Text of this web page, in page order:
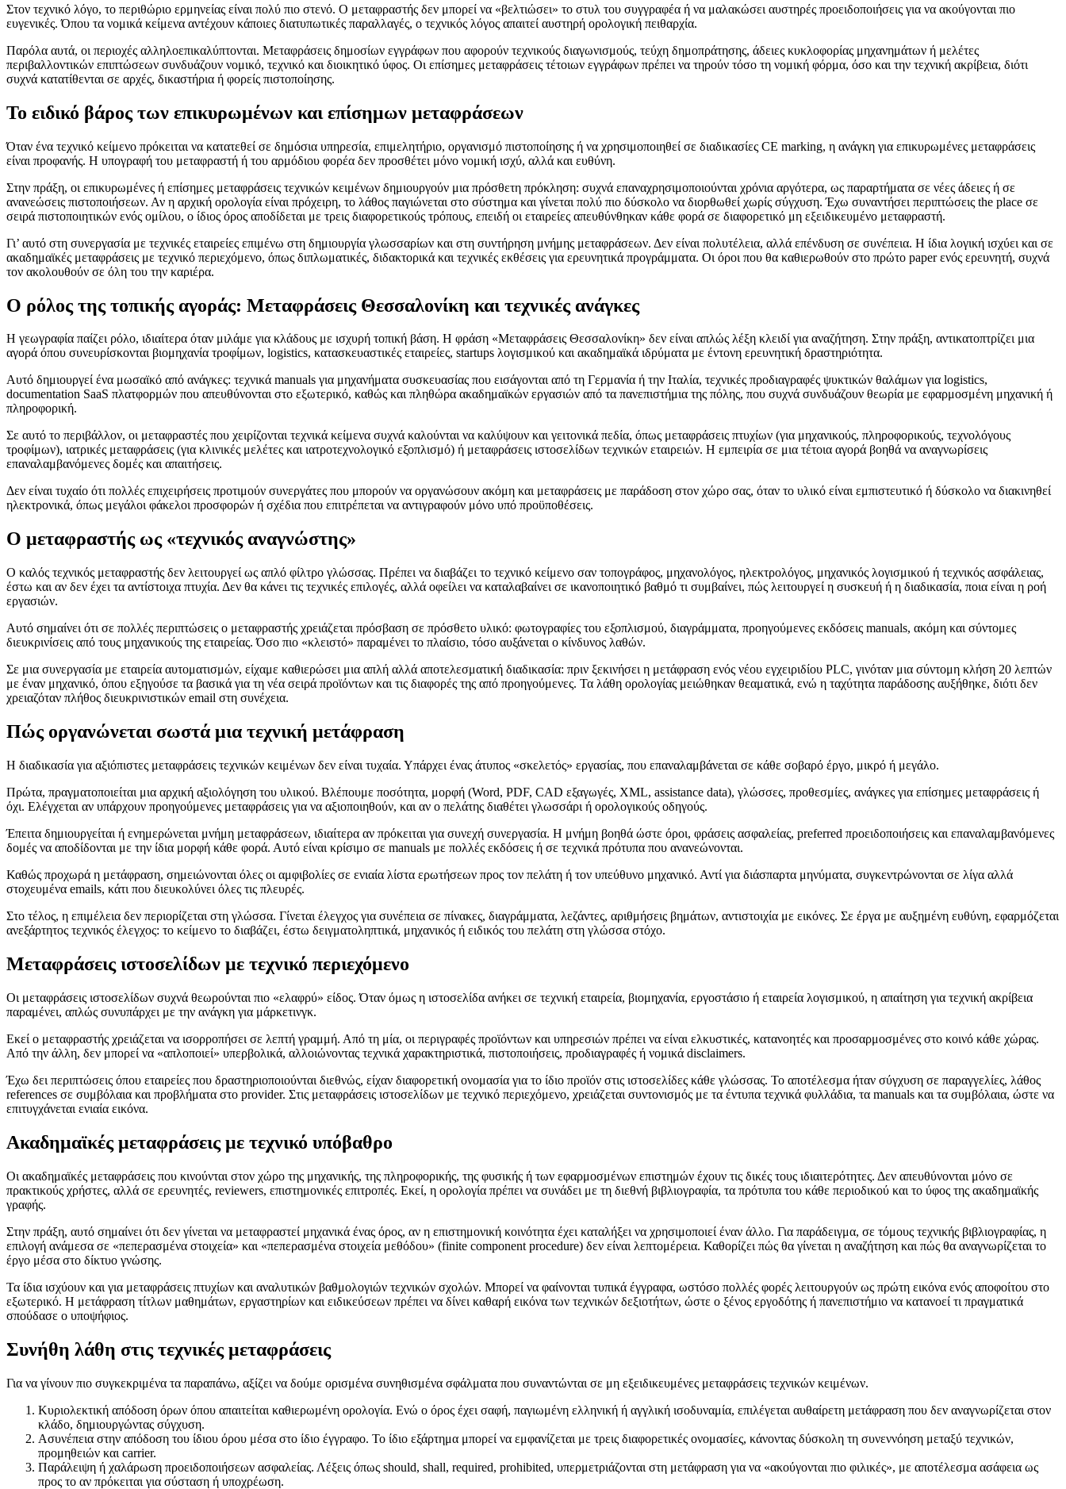
Στον τεχνικό λόγο, το περιθώριο ερμηνείας είναι πολύ πιο στενό. Ο μεταφραστής δεν μπορεί να «βελτιώσει» το στυλ του συγγραφέα ή να μαλακώσει αυστηρές προειδοποιήσεις για να ακούγονται πιο
ευγενικές. Όπου τα νομικά κείμενα αντέχουν κάποιες διατυπωτικές παραλλαγές, ο τεχνικός λόγος απαιτεί αυστηρή ορολογική πειθαρχία.
Παρόλα αυτά, οι περιοχές αλληλοεπικαλύπτονται. Μεταφράσεις δημοσίων εγγράφων που αφορούν τεχνικούς διαγωνισμούς, τεύχη δημοπράτησης, άδειες κυκλοφορίας μηχανημάτων ή μελέτες
περιβαλλοντικών επιπτώσεων συνδυάζουν νομικό, τεχνικό και διοικητικό ύφος. Οι επίσημες μεταφράσεις τέτοιων εγγράφων πρέπει να τηρούν τόσο τη νομική φόρμα, όσο και την τεχνική ακρίβεια, διότι
συχνά κατατίθενται σε αρχές, δικαστήρια ή φορείς πιστοποίησης.
Το ειδικό βάρος των επικυρωμένων και επίσημων μεταφράσεων
Όταν ένα τεχνικό κείμενο πρόκειται να κατατεθεί σε δημόσια υπηρεσία, επιμελητήριο, οργανισμό πιστοποίησης ή να χρησιμοποιηθεί σε διαδικασίες CE marking, η ανάγκη για επικυρωμένες μεταφράσεις
είναι προφανής. Η υπογραφή του μεταφραστή ή του αρμόδιου φορέα δεν προσθέτει μόνο νομική ισχύ, αλλά και ευθύνη.
Στην πράξη, οι επικυρωμένες ή επίσημες μεταφράσεις τεχνικών κειμένων δημιουργούν μια πρόσθετη πρόκληση: συχνά επαναχρησιμοποιούνται χρόνια αργότερα, ως παραρτήματα σε νέες άδειες ή σε
ανανεώσεις πιστοποιήσεων. Αν η αρχική ορολογία είναι πρόχειρη, το λάθος παγιώνεται στο σύστημα και γίνεται πολύ πιο δύσκολο να διορθωθεί χωρίς σύγχυση. Έχω συναντήσει περιπτώσεις the place σε
σειρά πιστοποιητικών ενός ομίλου, ο ίδιος όρος αποδίδεται με τρεις διαφορετικούς τρόπους, επειδή οι εταιρείες απευθύνθηκαν κάθε φορά σε διαφορετικό μη εξειδικευμένο μεταφραστή.
Γι’ αυτό στη συνεργασία με τεχνικές εταιρείες επιμένω στη δημιουργία γλωσσαρίων και στη συντήρηση μνήμης μεταφράσεων. Δεν είναι πολυτέλεια, αλλά επένδυση σε συνέπεια. Η ίδια λογική ισχύει και σε
ακαδημαϊκές μεταφράσεις με τεχνικό περιεχόμενο, όπως διπλωματικές, διδακτορικά και τεχνικές εκθέσεις για ερευνητικά προγράμματα. Οι όροι που θα καθιερωθούν στο πρώτο paper ενός ερευνητή, συχνά
τον ακολουθούν σε όλη του την καριέρα.
Ο ρόλος της τοπικής αγοράς: Μεταφράσεις Θεσσαλονίκη και τεχνικές ανάγκες
Η γεωγραφία παίζει ρόλο, ιδιαίτερα όταν μιλάμε για κλάδους με ισχυρή τοπική βάση. Η φράση «Μεταφράσεις Θεσσαλονίκη» δεν είναι απλώς λέξη κλειδί για αναζήτηση. Στην πράξη, αντικατοπτρίζει μια
αγορά όπου συνευρίσκονται βιομηχανία τροφίμων, logistics, κατασκευαστικές εταιρείες, startups λογισμικού και ακαδημαϊκά ιδρύματα με έντονη ερευνητική δραστηριότητα.
Αυτό δημιουργεί ένα μωσαϊκό από ανάγκες: τεχνικά manuals για μηχανήματα συσκευασίας που εισάγονται από τη Γερμανία ή την Ιταλία, τεχνικές προδιαγραφές ψυκτικών θαλάμων για logistics,
documentation SaaS πλατφορμών που απευθύνονται στο εξωτερικό, καθώς και πληθώρα ακαδημαϊκών εργασιών από τα πανεπιστήμια της πόλης, που συχνά συνδυάζουν θεωρία με εφαρμοσμένη μηχανική ή
πληροφορική.
Σε αυτό το περιβάλλον, οι μεταφραστές που χειρίζονται τεχνικά κείμενα συχνά καλούνται να καλύψουν και γειτονικά πεδία, όπως μεταφράσεις πτυχίων (για μηχανικούς, πληροφορικούς, τεχνολόγους
τροφίμων), ιατρικές μεταφράσεις (για κλινικές μελέτες και ιατροτεχνολογικό εξοπλισμό) ή μεταφράσεις ιστοσελίδων τεχνικών εταιρειών. Η εμπειρία σε μια τέτοια αγορά βοηθά να αναγνωρίσεις
επαναλαμβανόμενες δομές και απαιτήσεις.
Δεν είναι τυχαίο ότι πολλές επιχειρήσεις προτιμούν συνεργάτες που μπορούν να οργανώσουν ακόμη και μεταφράσεις με παράδοση στον χώρο σας, όταν το υλικό είναι εμπιστευτικό ή δύσκολο να διακινηθεί
ηλεκτρονικά, όπως μεγάλοι φάκελοι προσφορών ή σχέδια που επιτρέπεται να αντιγραφούν μόνο υπό προϋποθέσεις.
Ο μεταφραστής ως «τεχνικός αναγνώστης»
Ο καλός τεχνικός μεταφραστής δεν λειτουργεί ως απλό φίλτρο γλώσσας. Πρέπει να διαβάζει το τεχνικό κείμενο σαν τοπογράφος, μηχανολόγος, ηλεκτρολόγος, μηχανικός λογισμικού ή τεχνικός ασφάλειας,
έστω και αν δεν έχει τα αντίστοιχα πτυχία. Δεν θα κάνει τις τεχνικές επιλογές, αλλά οφείλει να καταλαβαίνει σε ικανοποιητικό βαθμό τι συμβαίνει, πώς λειτουργεί η συσκευή ή η διαδικασία, ποια είναι η ροή
εργασιών.
Αυτό σημαίνει ότι σε πολλές περιπτώσεις ο μεταφραστής χρειάζεται πρόσβαση σε πρόσθετο υλικό: φωτογραφίες του εξοπλισμού, διαγράμματα, προηγούμενες εκδόσεις manuals, ακόμη και σύντομες
διευκρινίσεις από τους μηχανικούς της εταιρείας. Όσο πιο «κλειστό» παραμένει το πλαίσιο, τόσο αυξάνεται ο κίνδυνος λαθών.
Σε μια συνεργασία με εταιρεία αυτοματισμών, είχαμε καθιερώσει μια απλή αλλά αποτελεσματική διαδικασία: πριν ξεκινήσει η μετάφραση ενός νέου εγχειριδίου PLC, γινόταν μια σύντομη κλήση 20 λεπτών
με έναν μηχανικό, όπου εξηγούσε τα βασικά για τη νέα σειρά προϊόντων και τις διαφορές της από προηγούμενες. Τα λάθη ορολογίας μειώθηκαν θεαματικά, ενώ η ταχύτητα παράδοσης αυξήθηκε, διότι δεν
χρειαζόταν πλήθος διευκρινιστικών email στη συνέχεια.
Πώς οργανώνεται σωστά μια τεχνική μετάφραση
Η διαδικασία για αξιόπιστες μεταφράσεις τεχνικών κειμένων δεν είναι τυχαία. Υπάρχει ένας άτυπος «σκελετός» εργασίας, που επαναλαμβάνεται σε κάθε σοβαρό έργο, μικρό ή μεγάλο.
Πρώτα, πραγματοποιείται μια αρχική αξιολόγηση του υλικού. Βλέπουμε ποσότητα, μορφή (Word, PDF, CAD εξαγωγές, XML, assistance data), γλώσσες, προθεσμίες, ανάγκες για επίσημες μεταφράσεις ή
όχι. Ελέγχεται αν υπάρχουν προηγούμενες μεταφράσεις για να αξιοποιηθούν, και αν ο πελάτης διαθέτει γλωσσάρι ή ορολογικούς οδηγούς.
Έπειτα δημιουργείται ή ενημερώνεται μνήμη μεταφράσεων, ιδιαίτερα αν πρόκειται για συνεχή συνεργασία. Η μνήμη βοηθά ώστε όροι, φράσεις ασφαλείας, preferred προειδοποιήσεις και επαναλαμβανόμενες
δομές να αποδίδονται με την ίδια μορφή κάθε φορά. Αυτό είναι κρίσιμο σε manuals με πολλές εκδόσεις ή σε τεχνικά πρότυπα που ανανεώνονται.
Καθώς προχωρά η μετάφραση, σημειώνονται όλες οι αμφιβολίες σε ενιαία λίστα ερωτήσεων προς τον πελάτη ή τον υπεύθυνο μηχανικό. Αντί για διάσπαρτα μηνύματα, συγκεντρώνονται σε λίγα αλλά
στοχευμένα emails, κάτι που διευκολύνει όλες τις πλευρές.
Στο τέλος, η επιμέλεια δεν περιορίζεται στη γλώσσα. Γίνεται έλεγχος για συνέπεια σε πίνακες, διαγράμματα, λεζάντες, αριθμήσεις βημάτων, αντιστοιχία με εικόνες. Σε έργα με αυξημένη ευθύνη, εφαρμόζεται
ανεξάρτητος τεχνικός έλεγχος: το κείμενο το διαβάζει, έστω δειγματοληπτικά, μηχανικός ή ειδικός του πελάτη στη γλώσσα στόχο.
Μεταφράσεις ιστοσελίδων με τεχνικό περιεχόμενο
Οι μεταφράσεις ιστοσελίδων συχνά θεωρούνται πιο «ελαφρύ» είδος. Όταν όμως η ιστοσελίδα ανήκει σε τεχνική εταιρεία, βιομηχανία, εργοστάσιο ή εταιρεία λογισμικού, η απαίτηση για τεχνική ακρίβεια
παραμένει, απλώς συνυπάρχει με την ανάγκη για μάρκετινγκ.
Εκεί ο μεταφραστής χρειάζεται να ισορροπήσει σε λεπτή γραμμή. Από τη μία, οι περιγραφές προϊόντων και υπηρεσιών πρέπει να είναι ελκυστικές, κατανοητές και προσαρμοσμένες στο κοινό κάθε χώρας.
Από την άλλη, δεν μπορεί να «απλοποιεί» υπερβολικά, αλλοιώνοντας τεχνικά χαρακτηριστικά, πιστοποιήσεις, προδιαγραφές ή νομικά disclaimers.
Έχω δει περιπτώσεις όπου εταιρείες που δραστηριοποιούνται διεθνώς, είχαν διαφορετική ονομασία για το ίδιο προϊόν στις ιστοσελίδες κάθε γλώσσας. Το αποτέλεσμα ήταν σύγχυση σε παραγγελίες, λάθος
references σε συμβόλαια και προβλήματα στο provider. Στις μεταφράσεις ιστοσελίδων με τεχνικό περιεχόμενο, χρειάζεται συντονισμός με τα έντυπα τεχνικά φυλλάδια, τα manuals και τα συμβόλαια, ώστε να
επιτυγχάνεται ενιαία εικόνα.
Ακαδημαϊκές μεταφράσεις με τεχνικό υπόβαθρο
Οι ακαδημαϊκές μεταφράσεις που κινούνται στον χώρο της μηχανικής, της πληροφορικής, της φυσικής ή των εφαρμοσμένων επιστημών έχουν τις δικές τους ιδιαιτερότητες. Δεν απευθύνονται μόνο σε
πρακτικούς χρήστες, αλλά σε ερευνητές, reviewers, επιστημονικές επιτροπές. Εκεί, η ορολογία πρέπει να συνάδει με τη διεθνή βιβλιογραφία, τα πρότυπα του κάθε περιοδικού και το ύφος της ακαδημαϊκής
γραφής.
Στην πράξη, αυτό σημαίνει ότι δεν γίνεται να μεταφραστεί μηχανικά ένας όρος, αν η επιστημονική κοινότητα έχει καταλήξει να χρησιμοποιεί έναν άλλο. Για παράδειγμα, σε τόμους τεχνικής βιβλιογραφίας, η
επιλογή ανάμεσα σε «πεπερασμένα στοιχεία» και «πεπερασμένα στοιχεία μεθόδου» (finite component procedure) δεν είναι λεπτομέρεια. Καθορίζει πώς θα γίνεται η αναζήτηση και πώς θα αναγνωρίζεται το
έργο μέσα στο δίκτυο γνώσης.
Τα ίδια ισχύουν και για μεταφράσεις πτυχίων και αναλυτικών βαθμολογιών τεχνικών σχολών. Μπορεί να φαίνονται τυπικά έγγραφα, ωστόσο πολλές φορές λειτουργούν ως πρώτη εικόνα ενός αποφοίτου στο
εξωτερικό. Η μετάφραση τίτλων μαθημάτων, εργαστηρίων και ειδικεύσεων πρέπει να δίνει καθαρή εικόνα των τεχνικών δεξιοτήτων, ώστε ο ξένος εργοδότης ή πανεπιστήμιο να κατανοεί τι πραγματικά
σπούδασε ο υποψήφιος.
Συνήθη λάθη στις τεχνικές μεταφράσεις
Για να γίνουν πιο συγκεκριμένα τα παραπάνω, αξίζει να δούμε ορισμένα συνηθισμένα σφάλματα που συναντώνται σε μη εξειδικευμένες μεταφράσεις τεχνικών κειμένων.
Κυριολεκτική απόδοση όρων όπου απαιτείται καθιερωμένη ορολογία. Ενώ ο όρος έχει σαφή, παγιωμένη ελληνική ή αγγλική ισοδυναμία, επιλέγεται αυθαίρετη μετάφραση που δεν αναγνωρίζεται στον
κλάδο, δημιουργώντας σύγχυση.
Ασυνέπεια στην απόδοση του ίδιου όρου μέσα στο ίδιο έγγραφο. Το ίδιο εξάρτημα μπορεί να εμφανίζεται με τρεις διαφορετικές ονομασίες, κάνοντας δύσκολη τη συνεννόηση μεταξύ τεχνικών,
προμηθειών και carrier.
Παράλειψη ή χαλάρωση προειδοποιήσεων ασφαλείας. Λέξεις όπως should, shall, required, prohibited, υπερμετριάζονται στη μετάφραση για να «ακούγονται πιο φιλικές», με αποτέλεσμα ασάφεια ως
προς το αν πρόκειται για σύσταση ή υποχρέωση.